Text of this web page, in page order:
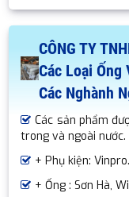
CÔNG TY
Các Loại Ống
Các Nghành
Các sản phẩm
trong và ngoài nước.
+ Phụ kiện: Vinpro.
+ Ống : Sơn Hà,